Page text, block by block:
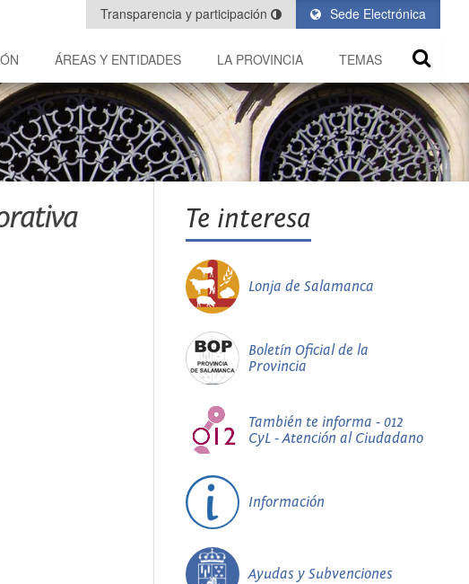
Sede Electrónica
Transparencia y participación
ÁREAS Y ENTIDADES LA PROVINCIA TEMAS
Te interesa
Lonja de Salamanca
Boletín Oficial de la
Provincia
También te informa - 012
CyL - Atención al Ciudadano
Información
Ayudas y Subvenciones